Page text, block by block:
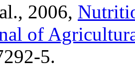
2006,
of
5.